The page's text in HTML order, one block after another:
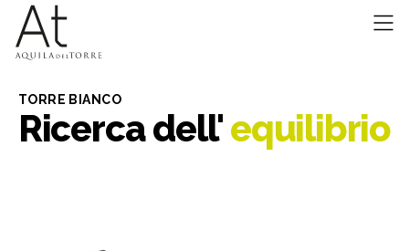
TORRE BIANCO
Ricerca dell'equilibrio